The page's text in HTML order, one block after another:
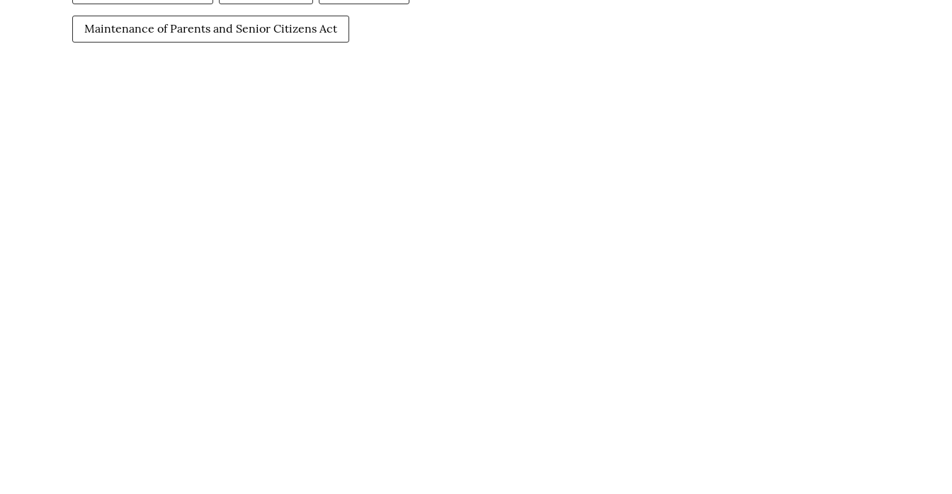
Maintenance of Parents and Senior Citizens Act